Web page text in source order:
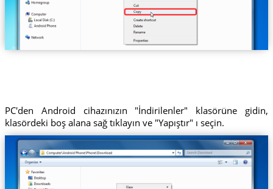
PC'den Android cihazınızın "İndirilenler" klasörüne gidin,
klasördeki boş alana sağ tıklayın ve "Yapıştır" ı seçin.